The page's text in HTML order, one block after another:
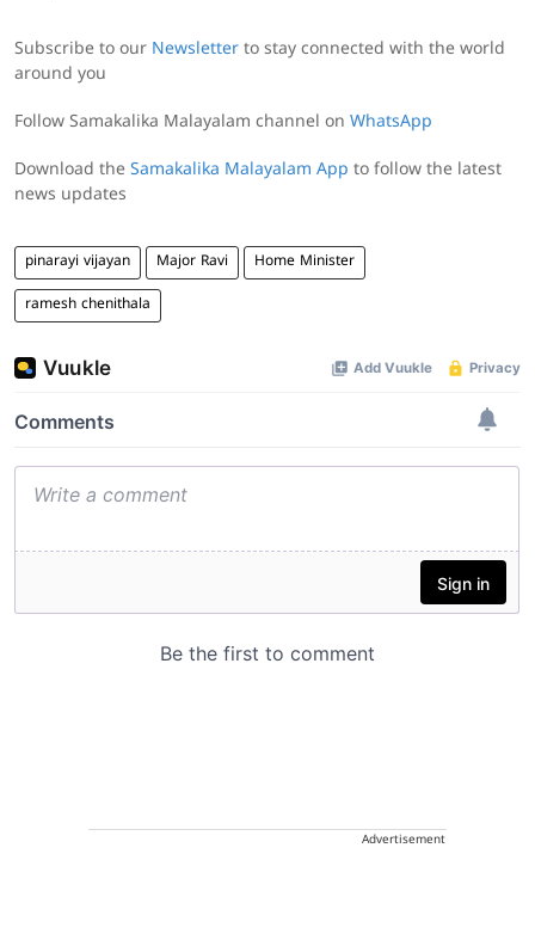
Subscribe to our Newsletter to stay connected with the world
around you
Follow Samakalika Malayalam channel on WhatsApp
Download the Samakalika Malayalam App to follow the latest
news updates
pinarayi vijayan Major Ravi Home Minister
ramesh chenithala
Advertisement